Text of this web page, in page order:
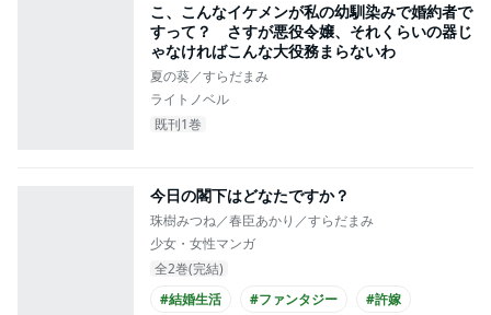
こ、こんなイケメンが私の幼馴染みで婚約者で
すって？ さすが悪役令嬢、それくらいの器じ
ゃなければこんな大役務まらないわ
夏の葵／すらだまみ
ライトノベル
既刊1巻
今日の閣下はどなたですか？
珠樹みつね／春臣あかり／すらだまみ
少女・女性マンガ
全2巻(完結)
#結婚生活
#ファンタジー
#許嫁